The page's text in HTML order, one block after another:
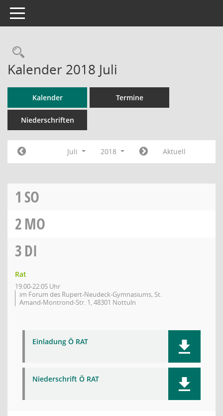
Toggle navigation
Rechercheauswahl
Kalender 2018 Juli
Kalender Termine
Niederschriften
Juli 2018 Aktuell
1 SO
2MO
3DI
Rat
19:00-22:05 Uhr
im Forum des Rupert-Neudeck-Gymnasiums, St.
Amand-Montrond-Str. 1, 48301 Nottuln
Einladung Ö RAT
Niederschrift Ö RAT